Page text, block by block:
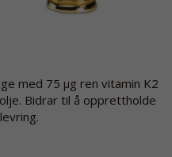
med 75 µg ren vitamin K2
Bidrar til å opprettholde